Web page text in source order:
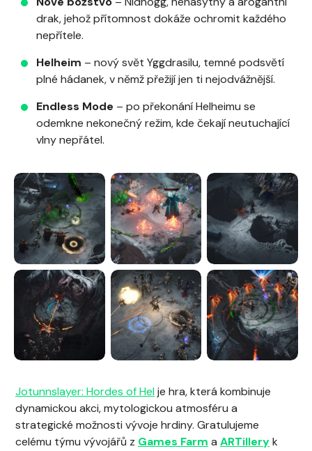
drak, jehož přítomnost dokáže ochromit každého
nepřítele.
Helheim – nový svět Yggdrasilu, temné podsvětí
plné hádanek, v němž přežijí jen ti nejodvážnější.
Endless Mode – po překonání Helheimu se
odemkne nekonečný režim, kde čekají neutuchající
vlny nepřátel.
Jotunnslayer: Hordes of Helje hra, která kombinuje
dynamickou akci, mytologickou atmosféru a
strategické možnosti vývoje hrdiny. Gratulujeme
celému týmu vývojářů z Games Farm a ARTilleryk